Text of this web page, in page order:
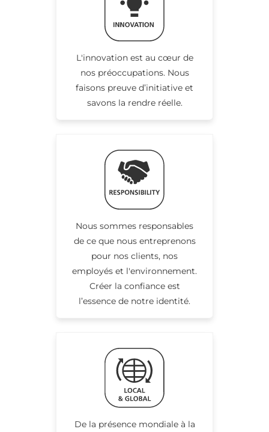
L'innovation est au cœur de
nos préoccupations. Nous
faisons preuve d’initiative et
savons la rendre réelle.
Nous sommes responsables
de ce que nous entreprenons
pour nos clients, nos
employés et l'environnement.
Créer la confiance est
l’essence de notre identité.
De la présence mondiale à la